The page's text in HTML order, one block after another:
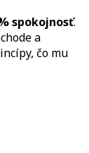
spokojnosť.
a
čo mu